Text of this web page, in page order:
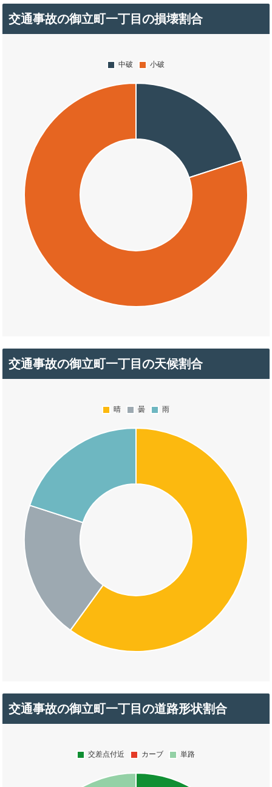
交通事故の御立町一丁目の損壊割合
交通事故の御立町一丁目の天候割合
交通事故の御立町一丁目の道路形状割合